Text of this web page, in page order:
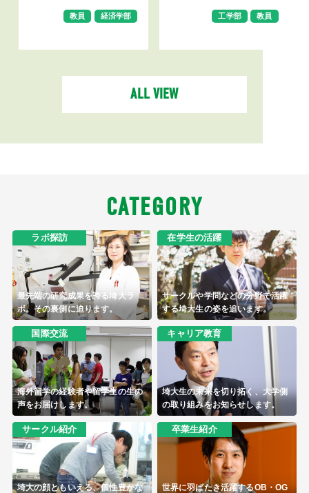
教員 経済学部 工学部 教員
ALL VIEW
CATEGORY
ラボ探訪
最先端の研究成果を誇る埼大ラ
ボ。その裏側に迫ります。
在学生の活躍
サークルや学問などの分野で活躍
する埼大生の姿を追います。
国際交流
海外留学の経験者や留学生の生の
声をお届けします。
キャリア教育
埼大生の未来を切り拓く、大学側
の取り組みをお知らせします。
サークル紹介
埼大の顔ともいえる、個性豊かな
卒業生紹介
世界に羽ばたき活躍するOB・OG